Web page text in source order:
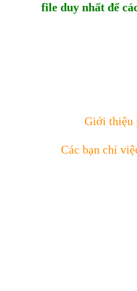
file duy nhất để
Giới thiệu
Các bạn chỉ